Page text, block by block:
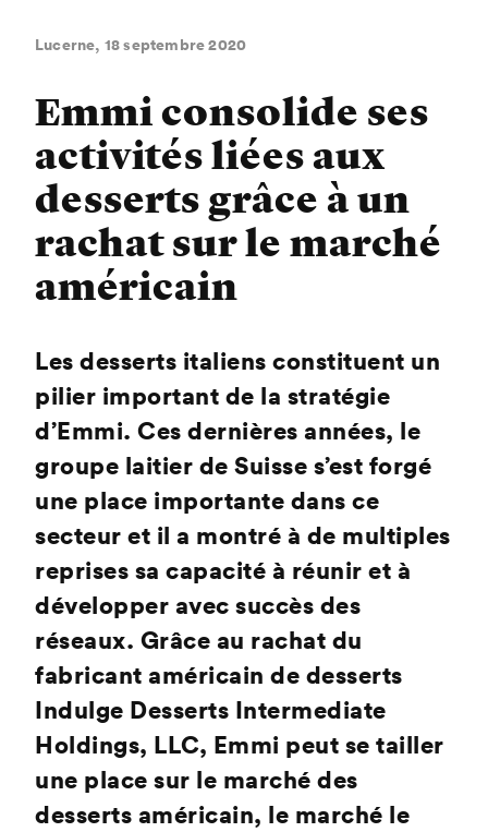
Lucerne, 18 septembre 2020
Emmi consolide ses
activités liées aux
desserts grâce à un
rachat sur le marché
américain
Les desserts italiens constituent un
pilier important de la stratégie
d’Emmi. Ces dernières années, le
groupe laitier de Suisse s’est forgé
une place importante dans ce
secteur et il a montré à de multiples
reprises sa capacité à réunir et à
développer avec succès des
réseaux. Grâce au rachat du
fabricant américain de desserts
Indulge Desserts Intermediate
Holdings, LLC, Emmi peut se tailler
une place sur le marché des
desserts américain, le marché le